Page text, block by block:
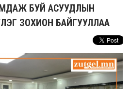
БУЙ АСУУДЛЫН
ЗОХИОН БАЙГУУЛЛАА